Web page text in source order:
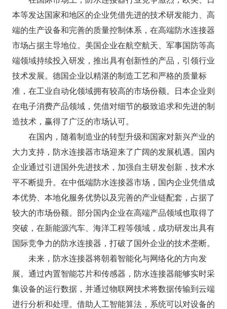
本等发达国家和地区的企业凭借先进的技术研发能力、高
端的生产设备和完善的质量控制体系，在高端防水连接器
市场占据主导地位。美国企业在航空航天、军事国防等高
端领域持续投入研发，推出具有创新性的产品，引领行业
技术发展。德国企业以精湛的制造工艺和严格的质量标
准，在工业自动化领域拥有较高的市场份额。日本企业则
在电子消费产品领域，凭借对细节的极致追求和先进的制
造技术，赢得了广泛的市场认可。​
在国内，随着制造业的转型升级和国家对新兴产业的
大力支持，防水连接器市场迎来了广阔的发展机遇。国内
企业通过引进国外先进技术，加强自主研发创新，技术水
平不断提升。在中低端防水连接器市场，国内企业凭借成
本优势、本地化服务优势以及完善的产业链配套，占据了
较大的市场份额。部分国内企业在高端产品领域也取得了
突破，在新能源汽车、海洋工程等领域，成功研发出具有
国际竞争力的防水连接器，打破了国外企业的技术垄断。​
未来，防水连接器将朝着智能化与网络化的方向发
展。通过内置智能芯片和传感器，防水连接器能够实时采
集设备的运行数据，并通过物联网技术将数据传输到云端
进行分析和处理。借助人工智能算法，系统可以对设备的